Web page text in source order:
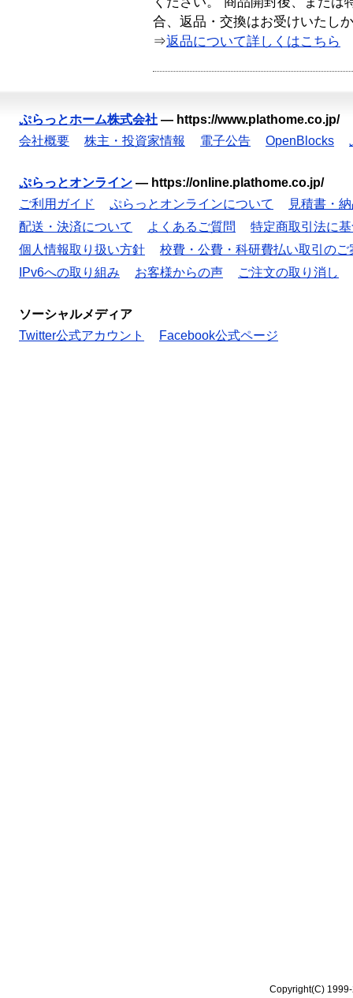
合、返品・交換はお受けいたし
⇒返品について詳しくはこちら
ぷらっとホーム株式会社 — https://www.plathome.co.jp/
会社概要
株主・投資家情報 電子公告 OpenBlocks
ぷらっとオンライン — https://online.plathome.co.jp/
ご利用ガイド
ぷらっとオンラインについて
見積書・
配送・決済について
よくあるご質問
特定商取引法に
個人情報取り扱い方針
校費・公費・科研費払い取引のご
IPv6への取り組み
お客様からの声 ご注文の取り消し
ソーシャルメディア
Twitter公式アカウント
Facebook公式ページ
Copyright(C)